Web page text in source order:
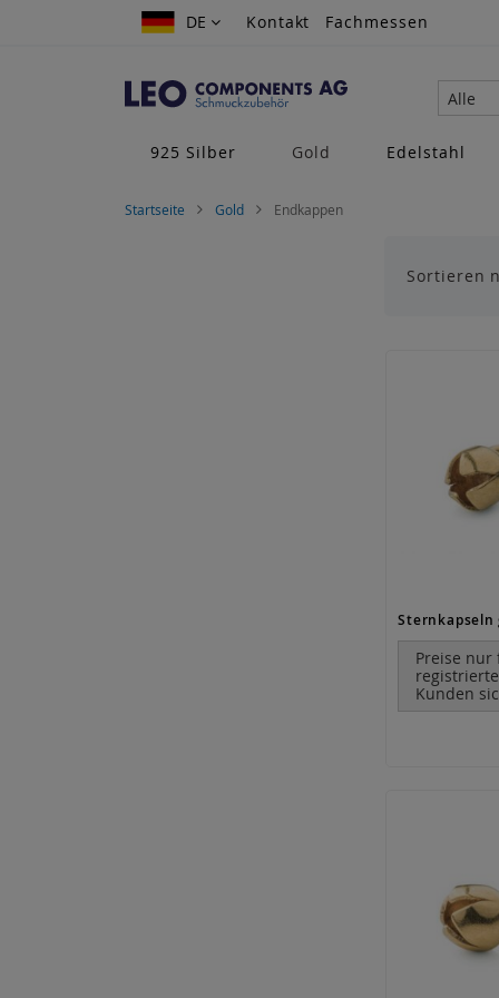
Zum
DE
DE Kontakt Fachmessen
Alle
925 Silber
Gold Edelstahl
Startseite Gold Endkappen
Sortieren
Preise nur
registrierte
Kunden